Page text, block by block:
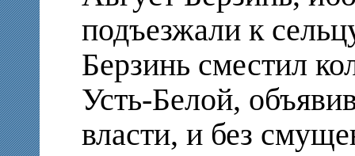
подъезжали к
Берзинь сместил
Усть-Белой,
власти, и без